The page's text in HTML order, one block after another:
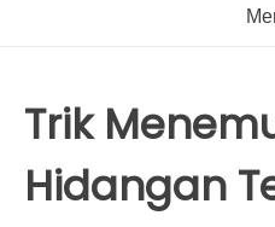
Trik
Hidangan